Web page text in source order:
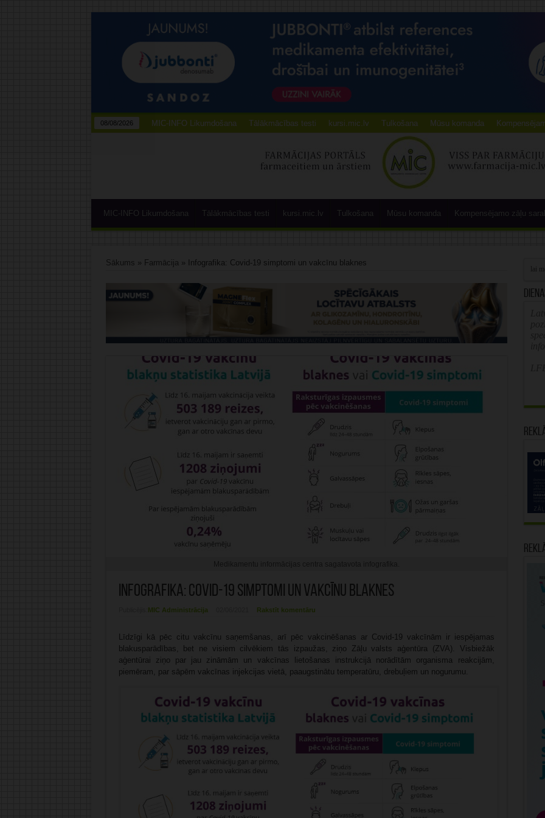
08/08/2026 MIC-INFO Likumdošana Tālākmācības testi kursi.mic.lv Tulkošana Mūsu komanda
MIC-INFO Likumdošana Tālākmācības testi kursi.mic.lv Tulkošana Mūsu komanda Kompensējamo zāļu
Sākums » Farmācija» Infografika: Covid-19 simptomi un vakcīnu blaknes
Infografika: Covid-19 simptomi un vakcīnu blaknes
MIC Administrācija Rakstīt komentāru
Līdzīgi kā pēc citu vakcīnu saņemšanas, arī pēc vakcinēšanas ar Covid-19 vakcīnām ir iespējamas
blakusparādības, bet ne visiem cilvēkiem tās izpaužas, ziņo Zāļu valsts aģentūra (ZVA). Visbiežāk
aģentūrai ziņo par jau zināmām un vakcīnas lietošanas instrukcijā norādītām organisma reakcijām,
piemēram, par sāpēm vakcīnas injekcijas vietā, paaugstinātu temperatūru, drebuļiem un nogurumu.